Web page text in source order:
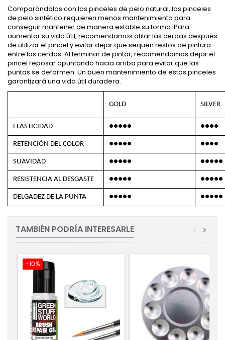
Comparándolos con los pinceles de pelo natural, los pinceles
de pelo sintético requieren menos mantenimiento para
conseguir mantener de manera estable su forma. Para
aumentar su vida útil, recomendamos afilar las cerdas después
de utilizar el pincel y evitar dejar que sequen restos de pintura
entre las cerdas. Al terminar de pintar, recomendamos dejar el
pincel reposar apuntando hacia arriba para evitar que las
puntas se deformen. Un buen mantenimiento de estos pinceles
garantizará una vida útil duradera.
GOLD SILVER
ELASTICIDAD ●●●●● ●●●●
RETENCIÓN DEL COLOR ●●●●● ●●●●
SUAVIDAD ●●●●● ●●●●●
RESISTENCIA AL DESGASTE ●●●●● ●●●●●
DELGADEZ DE LA PUNTA ●●●●● ●●●●●
TAMBIÉN PODRÍA INTERESARLE >
<
-10%